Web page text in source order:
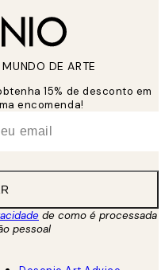
DE ARTE
15% de desconto em
encomenda!
de como é processada
pessoal